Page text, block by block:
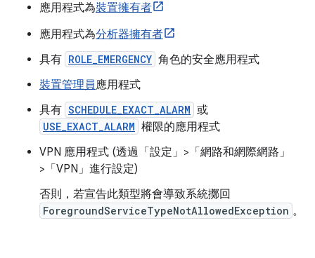
應用程式為裝置擁有者
應用程式為分析器擁有者
具有 ROLE_EMERGENCY 角色的安全應用程式
裝置管理員應用程式
具有 SCHEDULE_EXACT_ALARM 或
USE_EXACT_ALARM 權限的應用程式
VPN 應用程式 (透過「設定」>「網路和網際網路」
>「VPN」 進行設定)
否則，若宣告此類型將會導致系統擲回
ForegroundServiceTypeNotAllowedException 。